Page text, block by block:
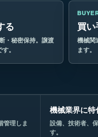
る
・秘密保持。譲渡
。
買い
機械関
ます。
管理しま
機械業界に特
設備、技術者、
す。